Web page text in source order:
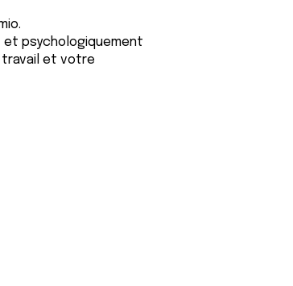
et psychologiquement
travail et votre